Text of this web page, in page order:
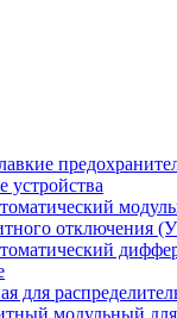
устройства
отключения
для
модульный